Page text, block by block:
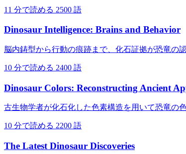
11 分で読める 2500 語
Dinosaur Intelligence: Brains and Behavior
脳内鋳型から行動の痕跡まで、化石証拠が恐竜の
10 分で読める 2400 語
Dinosaur Colors: Reconstructing Ancient
古生物学者が化石化した色素構造を用いて恐竜の
10 分で読める 2200 語
The Latest Dinosaur Discoveries